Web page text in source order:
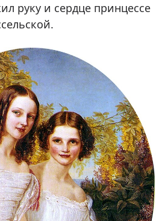
руку и сердце принцессе